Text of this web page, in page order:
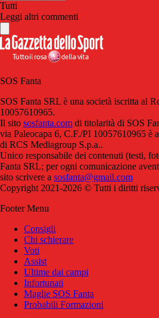
Tutti
Leggi altri commenti
SOS Fanta
SOS Fanta SRL è una società iscritta al
10057610965.
Il sito sosfanta.com di titolarità di SOS
via Paleocapa 6, C.F./PI 10057610965 è
di RCS Mediagroup S.p.a..
Unico responsabile dei contenuti (testi,
Fanta SRL; per ogni comunicazione
sito scrivere a sosfanta@gmail.com
Copyright 2021-2026 © Tutti i diritti
Footer Menu
Consigli
Chi schierare
Voti
Assist
Ultime dai campi
Infortunati
Maglie SOS Fanta
Probabili Formazioni